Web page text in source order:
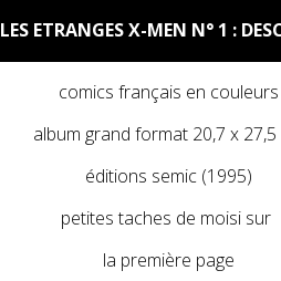
LES ETRANGES X-MEN N° 1 :
comics français en couleurs
album grand format 20,7 x 27,5
éditions semic (1995)
petites taches de moisi sur
la première page